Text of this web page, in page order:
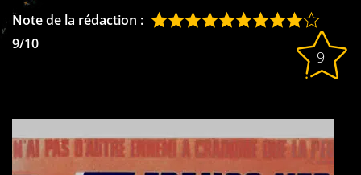
Les actrices
Note de la rédaction :
9/10
9